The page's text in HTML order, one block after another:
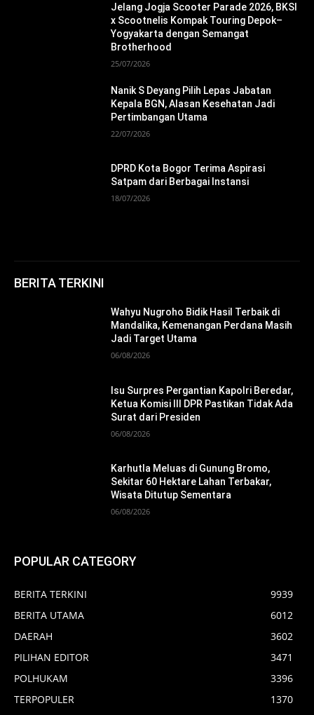
Jelang Jogja Scooter Parade 2026, BKSI
x Scootnelis Kompak Touring Depok–
Yogyakarta dengan Semangat
Brotherhood
25/07/2026
Nanik S Deyang Pilih Lepas Jabatan
Kepala BGN, Alasan Kesehatan Jadi
Pertimbangan Utama
22/07/2026
DPRD Kota Bogor Terima Aspirasi
Satpam dari Berbagai Instansi
18/07/2026
BERITA TERKINI
Wahyu Nugroho Bidik Hasil Terbaik di
Mandalika, Kemenangan Perdana Masih
Jadi Target Utama
06/08/2026
Isu Surpres Pergantian Kapolri Beredar,
Ketua Komisi III DPR Pastikan Tidak Ada
Surat dari Presiden
06/08/2026
Karhutla Meluas di Gunung Bromo,
Sekitar 60 Hektare Lahan Terbakar,
Wisata Ditutup Sementara
06/08/2026
POPULAR CATEGORY
BERITA TERKINI
9939
BERITA UTAMA
6012
DAERAH
3602
PILIHAN EDITOR
3471
POLHUKAM
3396
TERPOPULER
1370